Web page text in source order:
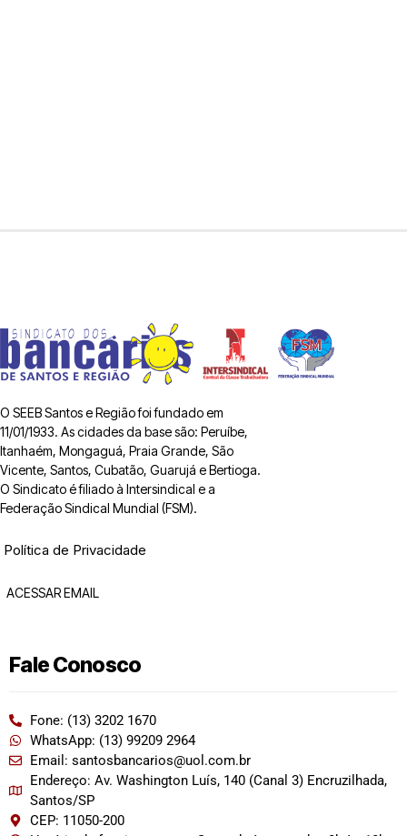
O SEEB Santos e Região foi fundado em
11/01/1933. As cidades da base são: Peruíbe,
Itanhaém, Mongaguá, Praia Grande, São
Vicente, Santos, Cubatão, Guarujá e Bertioga.
O Sindicato é filiado à Intersindical e a
Federação Sindical Mundial (FSM).
Política de Privacidade
ACESSAR EMAIL
Fale Conosco
Fone: (13) 3202 1670
WhatsApp: (13) 99209 2964
Email: santosbancarios@uol.com.br
Endereço: Av. Washington Luís, 140 (Canal 3) Encruzilhada,
Santos/SP
CEP: 11050-200